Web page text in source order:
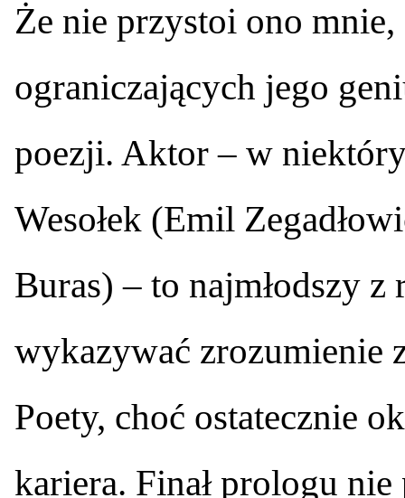
Że nie przystoi ono
ograniczających jego
poezji. Aktor – w
Wesołek (Emil
Buras) – to najmłodszy
wykazywać zrozumienie
Poety, choć ostatecznie
kariera. Finał prologu